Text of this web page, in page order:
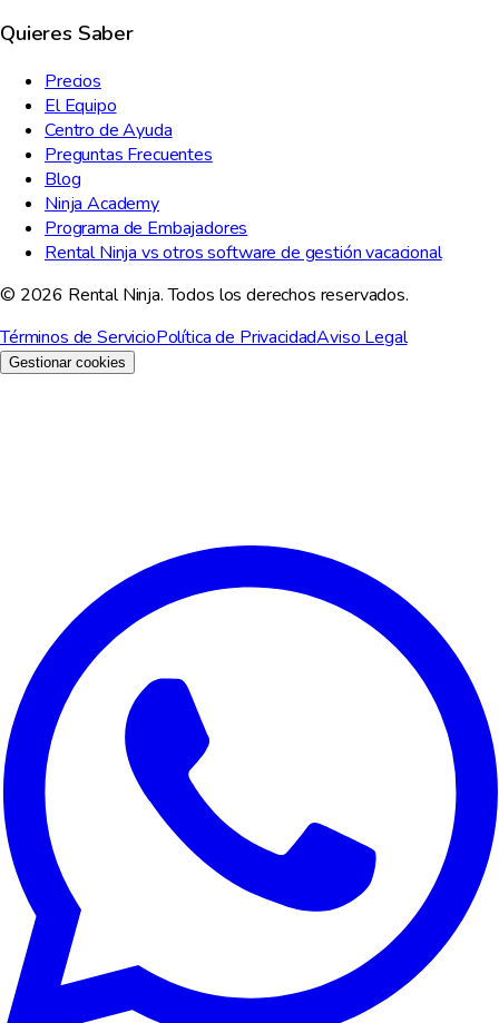
Quieres Saber
Precios
El Equipo
Centro de Ayuda
Preguntas Frecuentes
Blog
Ninja Academy
Programa de Embajadores
Rental Ninja vs otros software de gestión vacacional
© 2026 Rental Ninja. Todos los derechos reservados.
Términos de ServicioPolítica de PrivacidadAviso Legal
Gestionar cookies
Usamos cookies para mejorar tu experiencia, analizar el trafico del
sitio y con fines de marketing. Puedes elegir que cookies aceptar.
Rechazar todo